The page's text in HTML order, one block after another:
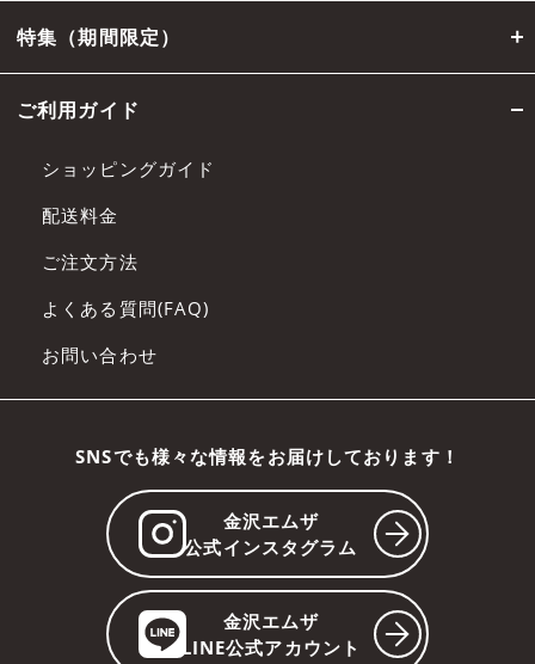
会員サービスへの入会申し込みを行い、当
会員は、会員サービスへの入会申し込みを
行った時点で、本規約の内容を承諾してい
だいたうえで、当社が別途指定する手続き
諾した時点で会員になるものとします。
第6条 会員サービスの利用
会員は、本規約の本文および諸規定等に従
い、会員サービスを利用するものとしま
会員は、当社より付与された自己のID及び
特集（期間限定）
ご利用ガイド
ショッピングガイド
配送料金
ご注文方法
よくある質問(FAQ)
お問い合わせ
SNSでも様々な情報をお届けしております！
金沢エムザ
公式インスタグラム
金沢エムザ
LINE公式アカウント